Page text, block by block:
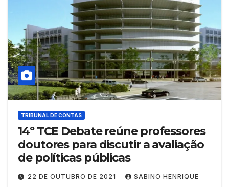
TRIBUNAL DE CONTAS
14º TCE Debate reúne professores
doutores para discutir a avaliação
de políticas públicas
22 DE OUTUBRO DE 2021 SABINO HENRIQUE